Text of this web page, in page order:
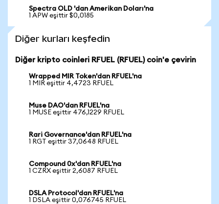
Spectra OLD 'dan Amerikan Doları'na
1 APW eşittir $0,0185
Diğer kurları keşfedin
Diğer kripto coinleri RFUEL (RFUEL) coin'e çevirin
Wrapped MIR Token'dan RFUEL'na
1 MIR eşittir 4,4723 RFUEL
Muse DAO'dan RFUEL'na
1 MUSE eşittir 476,1229 RFUEL
Rari Governance'dan RFUEL'na
1 RGT eşittir 37,0648 RFUEL
Compound 0x'dan RFUEL'na
1 CZRX eşittir 2,6087 RFUEL
DSLA Protocol'dan RFUEL'na
1 DSLA eşittir 0,076745 RFUEL